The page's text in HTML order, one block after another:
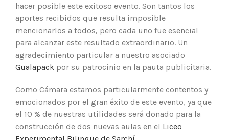
hacer posible este exitoso evento. Son tantos los
aportes recibidos que resulta imposible
mencionarlos a todos, pero cada uno fue esencial
para alcanzar este resultado extraordinario. Un
agradecimiento particular a nuestro asociado
Gualapack por su patrocinio en la pauta publicitaria.
Como Cámara estamos particularmente contentos y
emocionados por el gran éxito de este evento, ya que
el 10 % de nuestras utilidades será donado para la
construcción de dos nuevas aulas en el Liceo